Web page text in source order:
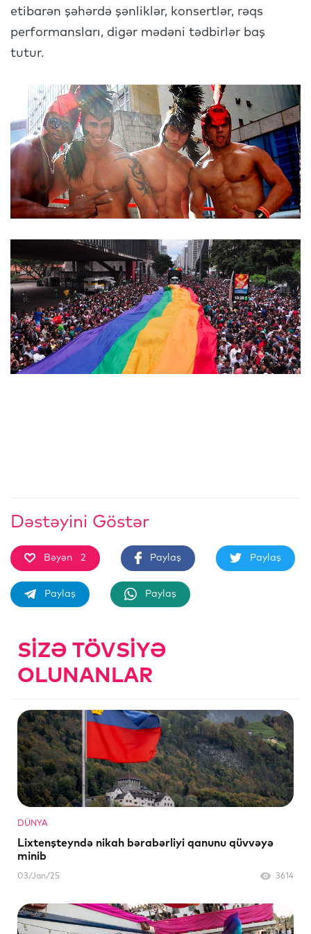
etibarən şəhərdə şənliklər, konsertlər, rəqs
performansları, digər mədəni tədbirlər baş
tutur.
Dəstəyini Göstər
Bəyən 2 Paylaş Paylaş
Paylaş Paylaş
SIZƏ TÖVSIYƏ
OLUNANLAR
DÜNYA
Lixtenşteyndə nikah bərabərliyi qanunu qüvvəyə
minib
03/Jan/25 3614